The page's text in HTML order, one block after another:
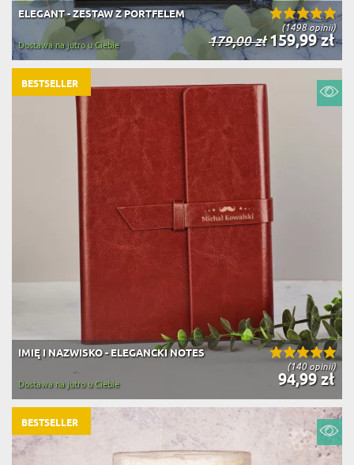
(1498 opinii)
ELEGANT - ZESTAW Z PORTFELEM
179,00 zł159,99 zł
Dostawa na jutro u Ciebie
(140 opinii)
IMIĘ I NAZWISKO - ELEGANCKI NOTES
94,99 zł
Dostawa na jutro u Ciebie
BESTSELLER
BESTSELLER